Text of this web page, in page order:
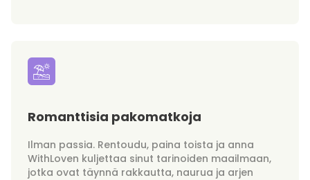
Romanttisia pakomatkoja
Ilman passia. Rentoudu, paina toista ja anna
WithLoven kuljettaa sinut tarinoiden maailmaan,
jotka ovat täynnä rakkautta, naurua ja arjen